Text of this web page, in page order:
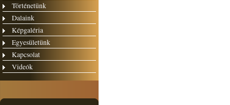
Történetünk
Dalaink
Képgaléria
Egyesületünk
Kapcsolat
Videók